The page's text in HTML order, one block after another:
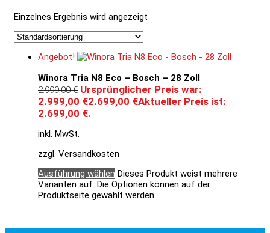
Einzelnes Ergebnis wird angezeigt
Angebot!
Winora Tria N8 Eco – Bosch – 28 Zoll
2.999,00€ Ursprünglicher Preis war:
2.999,00 €2.699,00 €Aktueller Preis ist:
2.699,00 €.
inkl. MwSt.
zzgl. Versandkosten
Ausführung wählen Dieses Produkt weist mehrere
Varianten auf. Die Optionen können auf der
Produktseite gewählt werden